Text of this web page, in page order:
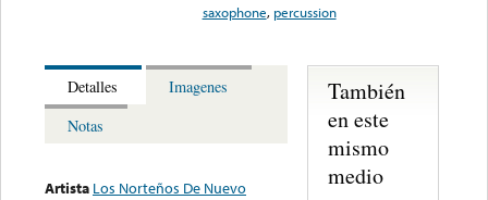
saxophone, percussion
Detalles
Imagenes
Notas
Artista Los Norteños De Nuevo
También
en este
mismo
medio